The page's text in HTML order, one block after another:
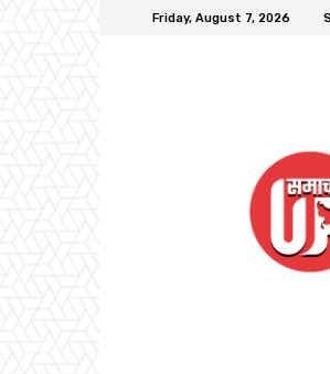
Friday, August 7, 2026